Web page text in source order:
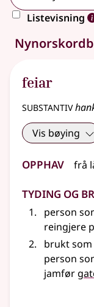
Listevisning
16 treff
feiar
substantiv
Vis bøying
Opphav frå
Tyding og
person
reingjere
brukt
person
jamfør